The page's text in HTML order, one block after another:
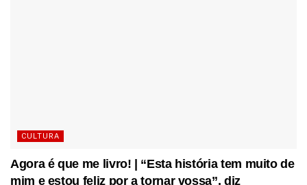
CULTURA
Agora é que me livro! | “Esta história tem muito de
mim e estou feliz por a tornar vossa”, diz